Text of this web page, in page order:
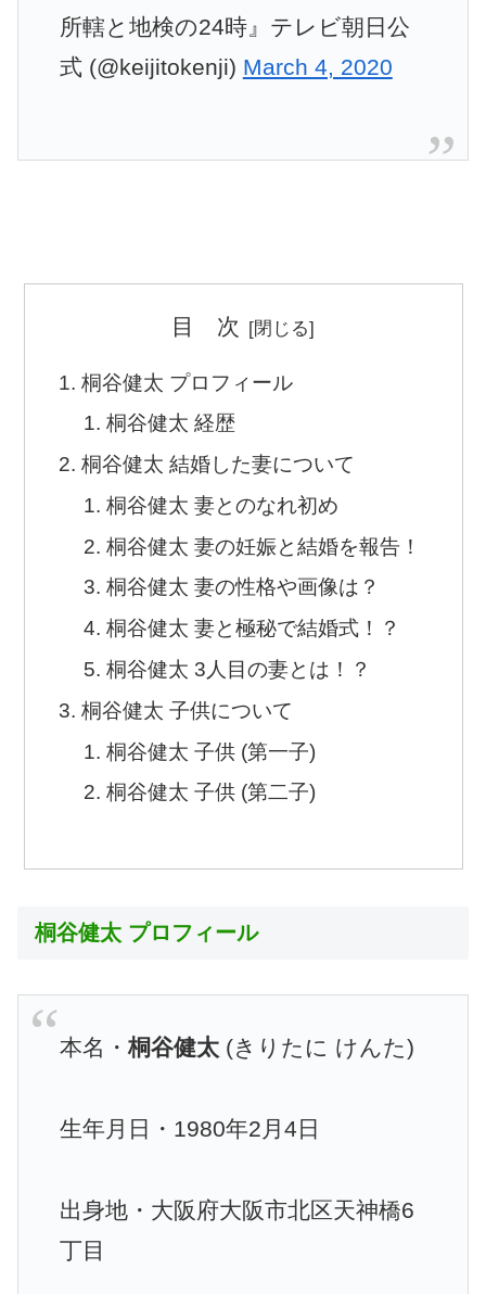
所轄と地検の24時』テレビ朝日公
式 (@keijitokenji) March 4, 2020
目 次
桐谷健太 プロフィール
桐谷健太 経歴
桐谷健太 結婚した妻について
桐谷健太 妻とのなれ初め
桐谷健太 妻の妊娠と結婚を報告！
桐谷健太 妻の性格や画像は？
桐谷健太 妻と極秘で結婚式！？
桐谷健太 3人目の妻とは！？
桐谷健太 子供について
桐谷健太 子供 (第一子)
桐谷健太 子供 (第二子)
桐谷健太 プロフィール
本名・桐谷健太(きりたに けんた)
生年月日・1980年2月4日
出身地・大阪府大阪市北区天神橋6
丁目